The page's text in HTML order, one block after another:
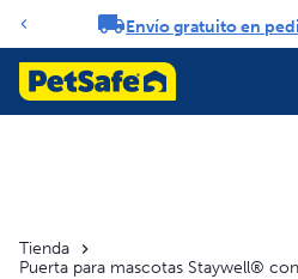
Carrusel de notificaciones
Envío gratuito en
Tienda
Puerta para mascotas Staywell®